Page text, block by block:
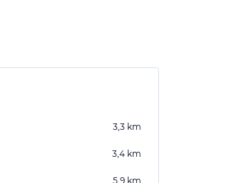
3,3 km
3,4 km
5,9 km